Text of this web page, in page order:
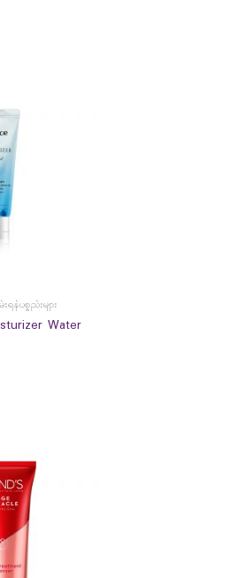
ပစ္စည်းများ
Water